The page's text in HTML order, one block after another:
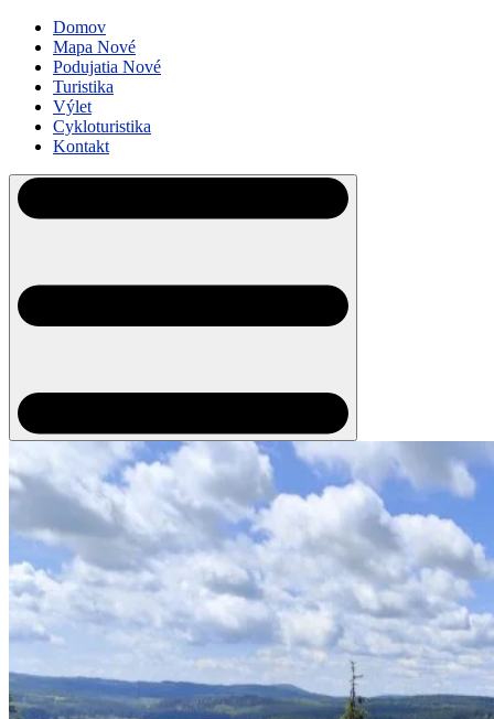
Domov
Mapa Nové
Podujatia Nové
Turistika
Výlet
Cykloturistika
Kontakt